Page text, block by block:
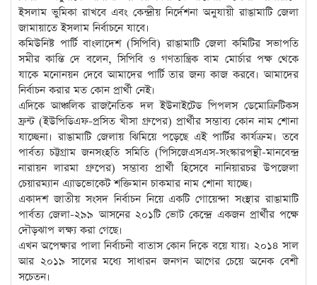
ইসলাম ভুমিকা রাখবে এবং কেন্দ্রীয় নির্দেশনা অনুযায়ী রাঙামাটি জেলা
জামায়াতে ইসলাম নির্বাচনে যাবে।
কমিউনিষ্ট পার্টি বাংলাদেশ (সিপিবি) রাঙামাটি জেলা কমিটির সভাপতি
সমীর কান্তি দে বলেন, সিপিবি ও গণতান্ত্রিক বাম মোর্চার পক্ষ থেকে
যাকে মনোনয়ন দেবে আমাদের পার্টি তার জন্য কাজ করবে। আমাদের
নির্বাচন করার মত কোন প্রার্থী নেই।
এদিকে আঞ্চলিক রাজনৈতিক দল ইউনাইটেড পিপলস ডেমোক্রিটিকস
ফ্রন্ট (ইউপিডিএফ-প্রসিত খীসা গ্রুপের) প্রার্থীর সম্ভাব্য কোন নাম শোনা
যাচ্ছেনা। রাঙামাটি জেলায় ঝিমিয়ে পড়েছে এই পার্টির কার্যক্রম। তবে
পার্বত্য চট্টগ্রাম জনসংহতি সমিতি (পিসিজেএসএস-সংস্কারপন্থী-মানবেন্দ্র
নারায়ন লারমা গ্রুপের) সম্ভাব্য প্রার্থী হিসেবে নানিয়ারচর উপজেলা
চেয়ারম্যান এ্যাডভোকেট শক্তিমান চাকমার নাম শোনা যাচ্ছে।
একাদশ জাতীয় সংসদ নির্বাচন নিয়ে একটি গোয়েন্দা সংস্থার রাঙামাটি
পার্বত্য জেলা-২৯৯ আসনের ২০১টি ভোট কেন্দ্রে একজন প্রার্থীর পক্ষে
দৌড়ঝাপ লক্ষ্য করা গেছে।
এখন অপেক্ষার পালা নির্বাচনী বাতাস কোন দিকে বয়ে যায়। ২০১৪ সাল
আর ২০১৯ সালের মধ্যে সাধারন জনগন আগের চেয়ে অনেক বেশী
সচেতন।